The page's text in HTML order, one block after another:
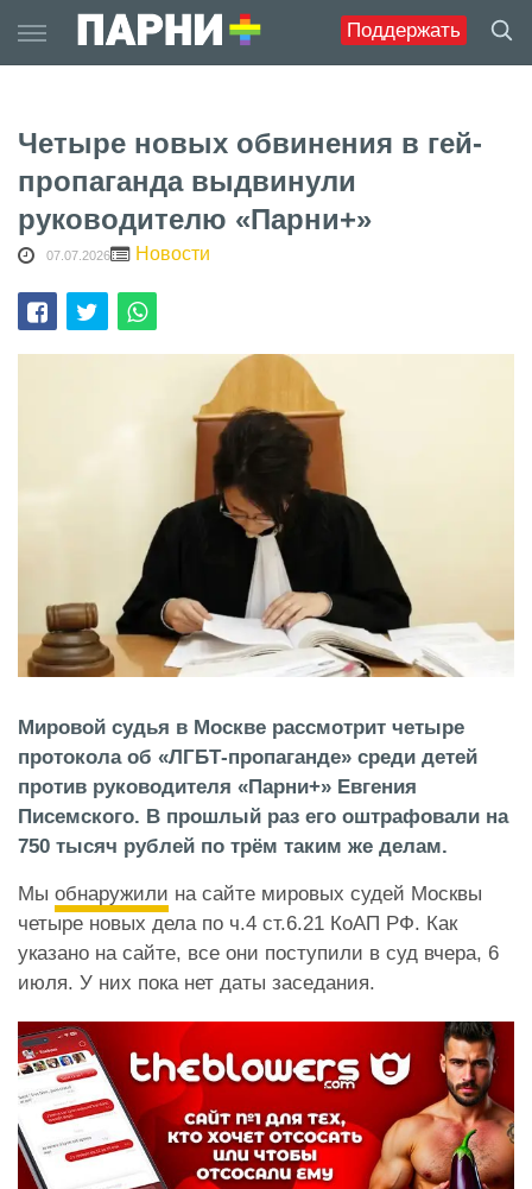
Поддержать
to
content
Четыре новых обвинения в гей-
пропаганда выдвинули
руководителю «Парни+»
07.07.2026 Новости
Мировой судья в Москве рассмотрит четыре
протокола об «ЛГБТ-пропаганде» среди детей
против руководителя «Парни+» Евгения
Писемского. В прошлый раз его оштрафовали на
750 тысяч рублей по трём таким же делам.
Мы обнаружили на сайте мировых судей Москвы
четыре новых дела по ч.4 ст.6.21 КоАП РФ. Как
указано на сайте, все они поступили в суд вчера, 6
июля. У них пока нет даты заседания.